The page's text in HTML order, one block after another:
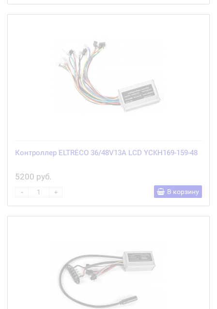
Контроллер ELTRECO 36/48V13A LCD YCKH169-159-48
5200 руб.
+
- В корзину